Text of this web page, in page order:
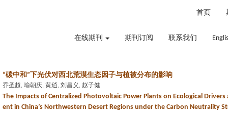
首页
在线期刊 期刊订阅 联系我们
“碳中和”下光伏对西北荒漠生态因子与植被分布的影响
乔圣超, 喻朝庆, 黄逍, 刘昌义, 赵子健
The Impacts of Centralized Photovoltaic Power Plants on Ecological
ent in China’s Northwestern Desert Regions under the Carbon Neutrality